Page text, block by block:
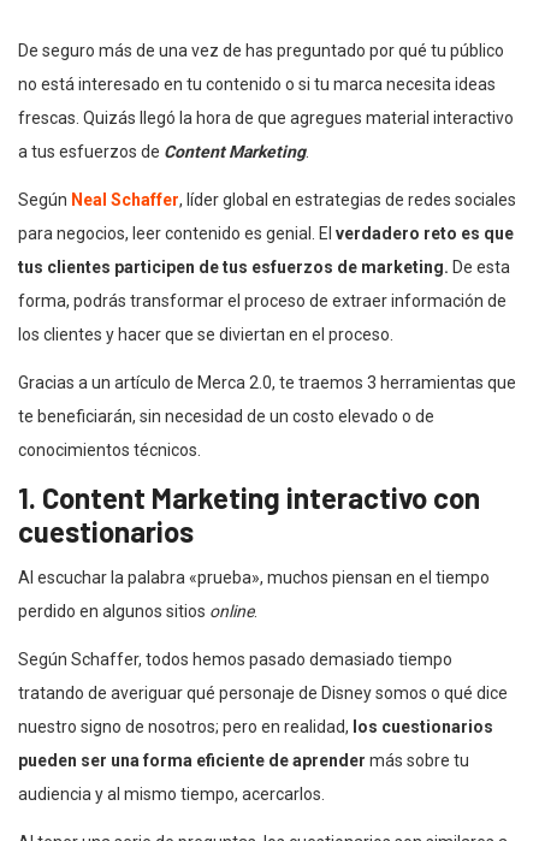
De seguro más de una vez de has preguntado por qué tu público
no está interesado en tu contenido o si tu marca necesita ideas
frescas. Quizás llegó la hora de que agregues material interactivo
a tus esfuerzos de Content Marketing.
Según Neal Schaffer, líder global en estrategias de redes sociales
para negocios, leer contenido es genial. El verdadero reto es que
tus clientes participen de tus esfuerzos de marketing. De esta
forma, podrás transformar el proceso de extraer información de
los clientes y hacer que se diviertan en el proceso.
Gracias a un artículo de Merca 2.0, te traemos 3 herramientas que
te beneficiarán, sin necesidad de un costo elevado o de
conocimientos técnicos.
1. Content Marketing interactivo con
cuestionarios
Al escuchar la palabra «prueba», muchos piensan en el tiempo
perdido en algunos sitios online.
Según Schaffer, todos hemos pasado demasiado tiempo
tratando de averiguar qué personaje de Disney somos o qué dice
nuestro signo de nosotros; pero en realidad, los cuestionarios
pueden ser una forma eficiente de aprender más sobre tu
audiencia y al mismo tiempo, acercarlos.